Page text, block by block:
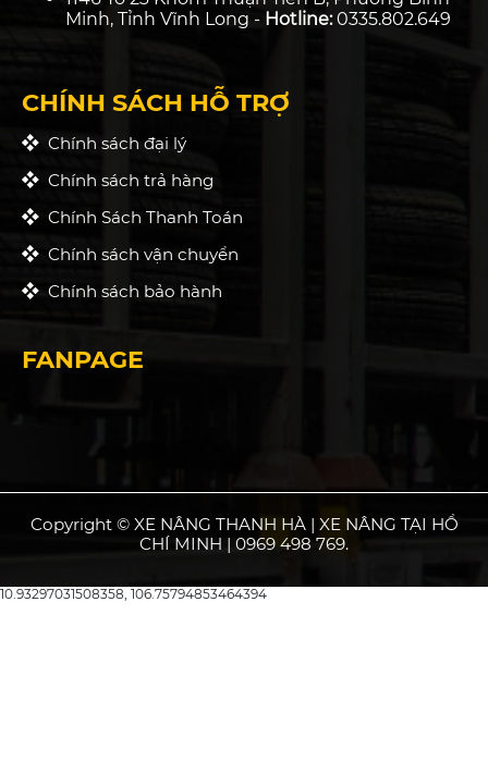
Minh, Tỉnh Vĩnh Long - Hotline:0335.802.649
CHÍNH SÁCH HỖ TRỢ
Chính sách đại lý
Chính sách trả hàng
Chính Sách Thanh Toán
Chính sách vận chuyển
Chính sách bảo hành
FANPAGE
Copyright © XE NÂNG THANH HÀ | XE NÂNG TẠI HỒ
CHÍ MINH | 0969 498 769.
10.93297031508358, 106.75794853464394